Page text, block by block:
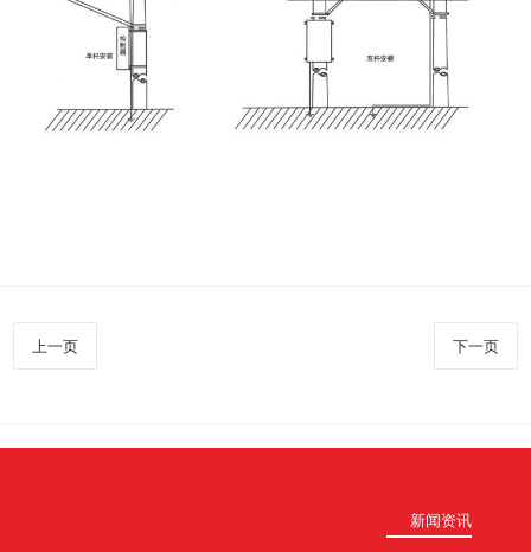
上一页 下一页
新闻资讯